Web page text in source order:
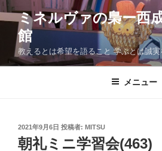
ン
ツ
ミネルヴァの梟ー西
館
教えるとは希望を語ること 学ぶとは誠実
メニュー
投
稿
日:
2021年9月6日 投稿者: MITSU
朝礼ミニ学習会(463)